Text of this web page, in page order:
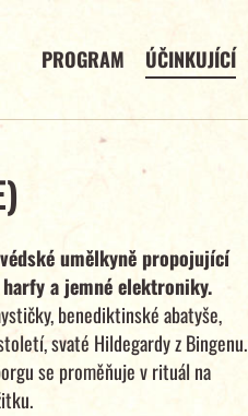
PROGRAM ÚČINKUJÍCÍ
umělkyně propojující
a jemné elektroniky.
benediktinské abatyše,
svaté Hildegardy z Bingenu.
se proměňuje v rituál na